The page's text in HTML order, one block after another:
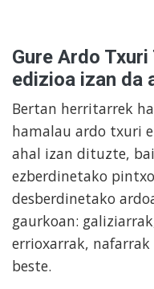
Gure Ardo
edizioa izan da
Bertan herritarrek
hamalau ardo txuri
ahal izan dituzte,
ezberdinetako
desberdinetako
gaurkoan:
errioxarrak,
beste.